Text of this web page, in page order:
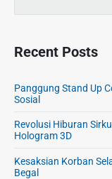
u
u
n
o
p
i
Recent Posts
Panggung Stand Up
Sosial
Revolusi Hiburan
Hologram 3D
Kesaksian Korban
Begal